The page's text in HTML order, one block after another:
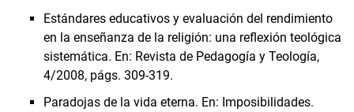
Estándares educativos y evaluación del rendimiento
en la enseñanza de la religión: una reflexión teológica
sistemática. En: Revista de Pedagogía y Teología,
4/2008, págs. 309-319.
Paradojas de la vida eterna. En: Imposibilidades.